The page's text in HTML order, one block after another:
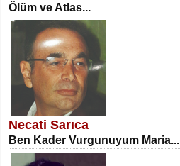
NECLA DİLEK ARSLAN
Öğretmenler Günü Mahkemesi...
Ölüm ve Atlas...
Necati Sarıca
Ben Kader Vurgunuyum Maria...